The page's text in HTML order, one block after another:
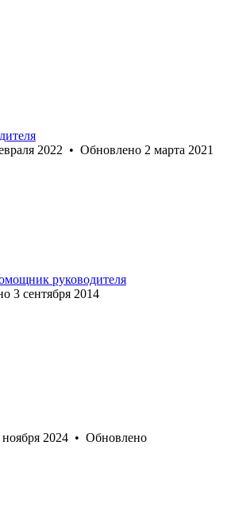
2022 • Обновлено 2 марта 2021
руководителя
3 сентября 2014
ноября 2024 • Обновлено